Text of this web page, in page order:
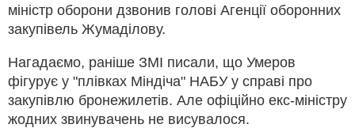
міністр оборони дзвонив голові Агенції оборонних
закупівель Жумаділову.
Нагадаємо, раніше ЗМІ писали, що Умеров
фігурує у "плівках Міндіча" НАБУ у справі про
закупівлю бронежилетів. Але офіційно екс-міністру
жодних звинувачень не висувалося.